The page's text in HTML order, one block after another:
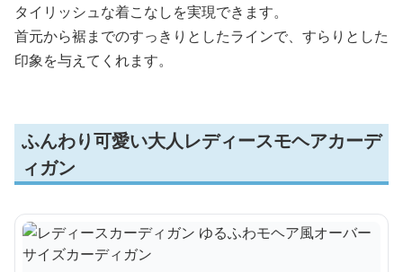
タイリッシュな着こなしを実現できます。
首元から裾までのすっきりとしたラインで、すらりとした
印象を与えてくれます。
ふんわり可愛い大人レディースモヘアカーデ
ィガン